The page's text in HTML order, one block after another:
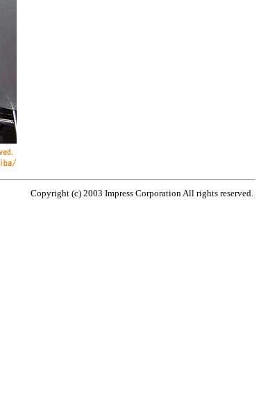
Copyright (c) 2003 Impress Corporation All rights reserved.